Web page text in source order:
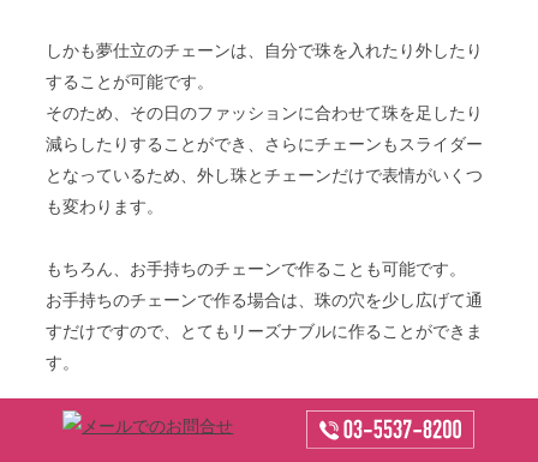
しかも夢仕立のチェーンは、自分で珠を入れたり外したり
することが可能です。
そのため、その日のファッションに合わせて珠を足したり
減らしたりすることができ、さらにチェーンもスライダー
となっているため、外し珠とチェーンだけで表情がいくつ
も変わります。
もちろん、お手持ちのチェーンで作ることも可能です。
お手持ちのチェーンで作る場合は、珠の穴を少し広げて通
すだけですので、とてもリーズナブルに作ることができま
す。
色々な加工が可能ですので、ぜひ遠慮なくご相談くださ